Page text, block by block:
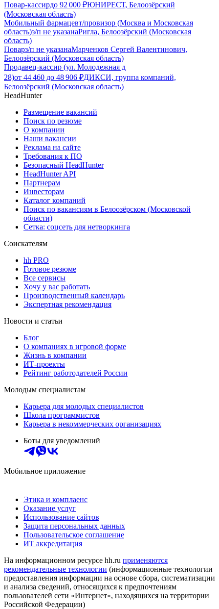
Повар-кассирдо 92 000 ₽ЮНИРЕСТ, Белоозёрский
(Московская область)
Мобильный фармацевт/провизор (Москва и Московская
область)з/п не указанаРигла, Белоозёрский (Московская
область)
Поварз/п не указанаМарченков Сергей Валентинович,
Белоозёрский (Московская область)
Продавец-кассир (ул. Молодежная д
28)от 44 460 до 48 906 ₽ДИКСИ, группа компаний,
Белоозёрский (Московская область)
HeadHunter
Размещение вакансий
Поиск по резюме
О компании
Наши вакансии
Реклама на сайте
Требования к ПО
Безопасный HeadHunter
HeadHunter API
Партнерам
Инвесторам
Каталог компаний
Поиск по вакансиям в Белоозёрском (Московской
области)
Сетка: соцсеть для нетворкинга
Соискателям
hh PRO
Готовое резюме
Все сервисы
Хочу у вас работать
Производственный календарь
Экспертная рекомендация
Новости и статьи
Блог
О компаниях в игровой форме
Жизнь в компании
ИТ-проекты
Рейтинг работодателей России
Молодым специалистам
Карьера для молодых специалистов
Школа программистов
Карьера в некоммерческих организациях
Боты для уведомлений
Мобильное приложение
Этика и комплаенс
Оказание услуг
Использование сайтов
Защита персональных данных
Пользовательское соглашение
ИТ аккредитация
На информационном ресурсе hh.ru применяются
рекомендательные технологии (информационные технологии
предоставления информации на основе сбора, систематизации
и анализа сведений, относящихся к предпочтениям
пользователей сети «Интернет», находящихся на территории
Российской Федерации)